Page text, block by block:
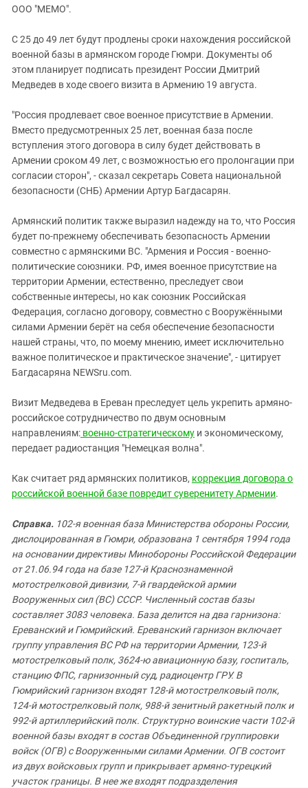
ИНАКОМЫСЛИЕ В ЧЕЧНЕ
ПРЕСЛЕДОВАНИЕ АКТИВИСТОВ
МОБИЛИЗАЦИЯ И ПРОТЕСТЫ
Дагестан
Кабардино-Балкария
Калмыкия
Краснодарский край
Российская Федерация
Ростовская область
СКФО
Чечня
Южная Осетия
Южный Кавказ
ЮФО
ООО "МЕМО".
С 25 до 49 лет будут продлены сроки нахождения российской
военной базы в армянском городе Гюмри. Документы об
этом планирует подписать президент России Дмитрий
Медведев в ходе своего визита в Армению 19 августа.
"Россия продлевает свое военное присутствие в Армении.
Вместо предусмотренных 25 лет, военная база после
вступления этого договора в силу будет действовать в
Армении сроком 49 лет, с возможностью его пролонгации при
согласии сторон", - сказал секретарь Совета национальной
безопасности (СНБ) Армении Артур Багдасарян.
Армянский политик также выразил надежду на то, что Россия
будет по-прежнему обеспечивать безопасность Армении
совместно с армянскими ВС. "Армения и Россия - военно-
политические союзники. РФ, имея военное присутствие на
территории Армении, естественно, преследует свои
собственные интересы, но как союзник Российская
Федерация, согласно договору, совместно с Вооружёнными
силами Армении берёт на себя обеспечение безопасности
нашей страны, что, по моему мнению, имеет исключительно
важное политическое и практическое значение", - цитирует
Багдасаряна NEWSru.com.
Визит Медведева в Ереван преследует цель укрепить армяно-
российское сотрудничество по двум основным
направлениям: военно-стратегическому и экономическому,
передает радиостанция "Немецкая волна".
Как считает ряд армянских политиков, коррекция договора о
российской военной базе повредит суверенитету Армении.
Справка. 102-я военная база Министерства обороны России,
дислоцированная в Гюмри, образована 1 сентября 1994 года
на основании директивы Минобороны Российской Федерации
от 21.06.94 года на базе 127-й Краснознаменной
мотострелковой дивизии, 7-й гвардейской армии
Вооруженных сил (ВС) СССР. Численный состав базы
составляет 3083 человека. База делится на два гарнизона:
Ереванский и Гюмрийский. Ереванский гарнизон включает
группу управления ВС РФ на территории Армении, 123-й
мотострелковый полк, 3624-ю авиационную базу, госпиталь,
станцию ФПС, гарнизонный суд, радиоцентр ГРУ. В
Гюмрийский гарнизон входят 128-й мотострелковый полк,
124-й мотострелковый полк, 988-й зенитный ракетный полк и
992-й артиллерийский полк. Структурно воинские части 102-й
военной базы входят в состав Объединенной группировки
войск (ОГВ) с Вооруженными силами Армении. ОГВ состоит
из двух войсковых групп и прикрывает армяно-турецкий
участок границы. В нее же входят подразделения